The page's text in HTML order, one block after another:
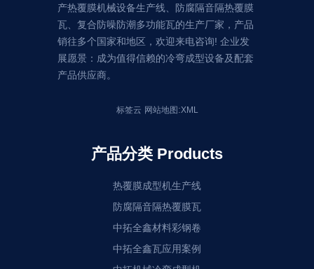
产热覆膜机械设备生产线、防腐隔音隔热覆膜
瓦、复合防噪防潮多功能瓦的生产厂家，产品
销往多个国家和地区，欢迎来电咨询! 企业发
展愿景：成为值得信赖的冷弯成型设备及配套
产品供应商。
标签云 网站地图 :XML
产品分类 Products
热覆膜成型机生产线
防腐隔音隔热覆膜瓦
中拓全鑫材料彩钢卷
中拓全鑫瓦应用案例